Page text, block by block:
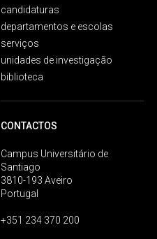
candidaturas
departamentos e escolas
serviços
unidades de investigação
biblioteca
CONTACTOS
Campus Universitário de
Santiago
3810-193 Aveiro
Portugal
+351 234 370 200